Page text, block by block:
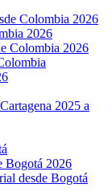
Colombia 2026
2026
Colombia 2026
2025 a
Bogotá 2026
desde Bogotá